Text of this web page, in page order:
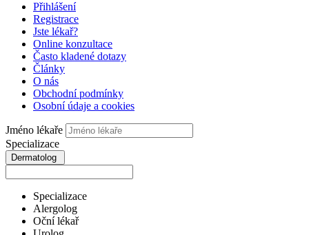
Přihlášení
Registrace
Jste lékař?
Online konzultace
Často kladené dotazy
Články
O nás
Obchodní podmínky
Osobní údaje a cookies
Jméno lékaře
Specializace
Dermatolog
Specializace
Alergolog
Oční lékař